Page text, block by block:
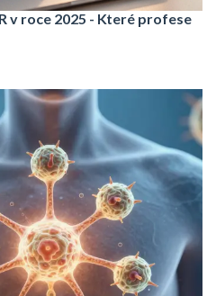
v roce 2025 - Které profese